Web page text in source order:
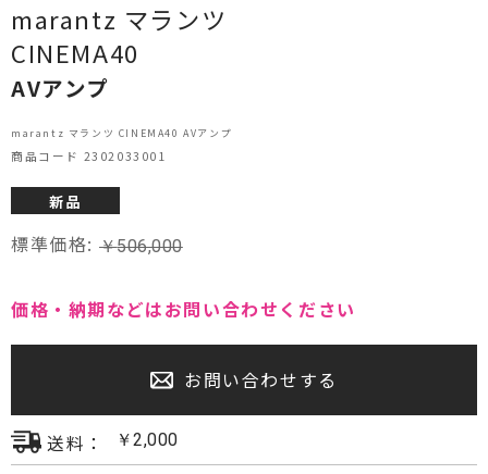
スピーカー
オーディオアクセサリー
ヘッドフォン・イヤホン
オーディオその他
AVアンプ
ＴＶ・レコーダー・プレーヤー
プロジェクター・スクリーン
サウンドバー・アンプ内蔵型スピーカー
センタースピーカー・サブウーファー
marantz マランツ
CINEMA40
AVアンプ
marantz マランツ CINEMA40 AVアンプ
商品コード 2302033001
新品
標準価格: ￥506,000
価格・納期などはお問い合わせください
お問い合わせする
送料： ￥2,000